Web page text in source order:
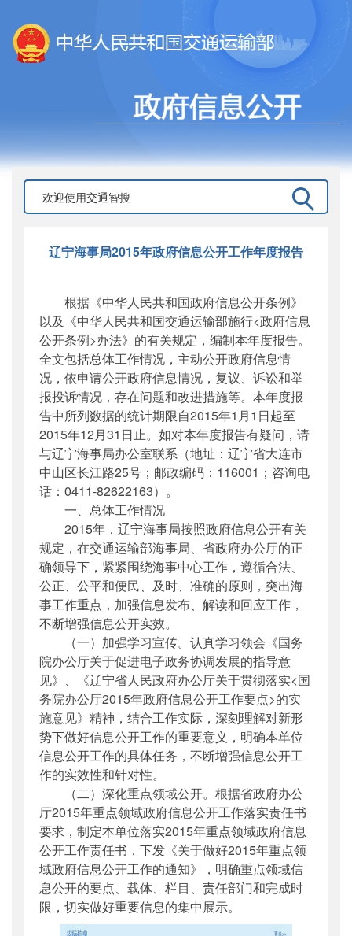
辽宁海事局2015年政府信息公开工作年度报告
根据《中华人民共和国政府信息公开条例》
以及《中华人民共和国交通运输部施行<政府信息
公开条例>办法》的有关规定，编制本年度报告。
全文包括总体工作情况，主动公开政府信息情
况，依申请公开政府信息情况，复议、诉讼和举
报投诉情况，存在问题和改进措施等。本年度报
告中所列数据的统计期限自2015年1月1日起至
2015年12月31日止。如对本年度报告有疑问，请
与辽宁海事局办公室联系（地址：辽宁省大连市
中山区长江路25号；邮政编码：116001；咨询电
话：0411-82622163）。
一、总体工作情况
2015年，辽宁海事局按照政府信息公开有关
规定，在交通运输部海事局、省政府办公厅的正
确领导下，紧紧围绕海事中心工作，遵循合法、
公正、公平和便民、及时、准确的原则，突出海
事工作重点，加强信息发布、解读和回应工作，
不断增强信息公开实效。
（一）加强学习宣传。认真学习领会《国务
院办公厅关于促进电子政务协调发展的指导意
见》、《辽宁省人民政府办公厅关于贯彻落实<国
务院办公厅2015年政府信息公开工作要点>的实
施意见》精神，结合工作实际，深刻理解对新形
势下做好信息公开工作的重要意义，明确本单位
信息公开工作的具体任务，不断增强信息公开工
作的实效性和针对性。
（二）深化重点领域公开。根据省政府办公
厅2015年重点领域政府信息公开工作落实责任书
要求，制定本单位落实2015年重点领域政府信息
公开工作责任书，下发《关于做好2015年重点领
域政府信息公开工作的通知》，明确重点领域信
息公开的要点、载体、栏目、责任部门和完成时
限，切实做好重要信息的集中展示。